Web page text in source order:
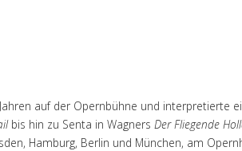
auf der Opernbühne und interpretierte
bis hin zu Senta in Wagners Der Fliegende
Hamburg, Berlin und München, am